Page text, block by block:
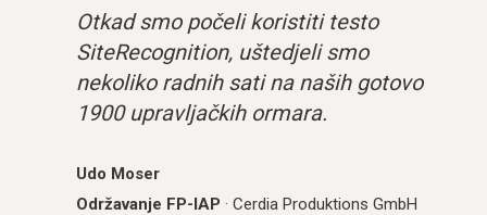
Otkad smo počeli koristiti testo
SiteRecognition, uštedjeli smo
nekoliko radnih sati na naših gotovo
1900 upravljačkih ormara.
Udo Moser
Održavanje FP-IAP · Cerdia Produktions GmbH